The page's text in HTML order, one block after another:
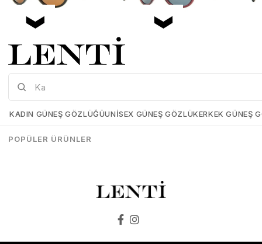
Mia-Maria-OF127-C2-56 Mia-Maria-OF126-C3-56
KADIN GÜNEŞ GÖZLÜĞÜUNISEX GÜNEŞ GÖZLÜKERKEK GÜNEŞ
POPÜLER ÜRÜNLER